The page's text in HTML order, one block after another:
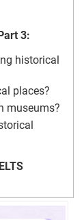
3:
historical
places?
museums?